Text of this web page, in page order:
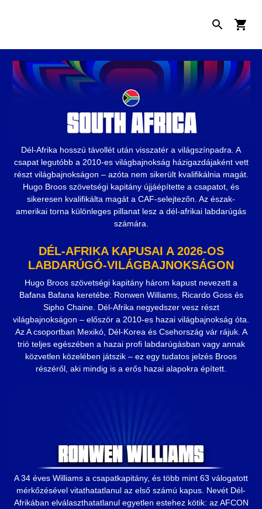
Dél-Afrika hosszú távollét után visszatér a világszínpadra. A
csapat legutóbb a 2010-es világbajnokság házigazdájaként vett
részt világbajnokságon – azóta nem sikerült kvalifikálnia magát.
Hugo Broos szövetségi kapitány újjáépítette a csapatot, és
sikeresen kvalifikálta magát a CAF-selejtezőn. Az észak-
amerikai torna különleges pillanat lesz a dél-afrikai labdarúgás
számára.
DÉL-AFRIKA KAPUSAI A 2026-OS
LABDARÚGÓ-VILÁGBAJNOKSÁGON
Hugo Broos szövetségi kapitány három kapust nevezett a
Bafana Bafana keretébe: Ronwen Williams, Ricardo Goss és
Sipho Chaine. Dél-Afrika negyedszer vesz részt
világbajnokságon – először a 2010-es hazai világbajnokság óta.
Az A csoportban Mexikó, Dél-Korea és Csehország vár rájuk. A
trió teljes egészében a hazai profi labdarúgásban vagy annak
közvetlen közelében játszik – ez egy tudatos jelzés Broos
részéről, aki mindig is a erős hazai alapokra épített.
A 34 éves Williams a csapatkapitány, és több mint 63 válogatott
mérkőzésével vitathatatlanul az első számú kapus. Nevét Dél-
Afrikában elválaszthatatlanul egyetlen estehez kötik: az AFCON